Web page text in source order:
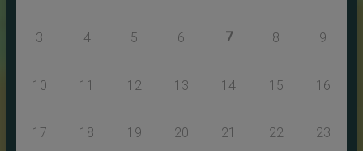
3 4 5 6 7 8 9
10 11 12 13 14 15 16
17 18 19 20 21 22 23